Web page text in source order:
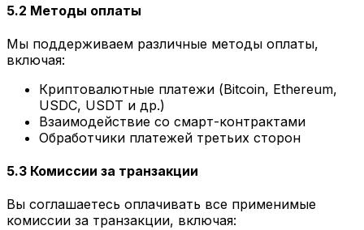
5.2 Методы оплаты
Мы поддерживаем различные методы оплаты,
включая:
Криптовалютные платежи (Bitcoin, Ethereum,
USDC, USDT и др.)
Взаимодействие со смарт-контрактами
Обработчики платежей третьих сторон
5.3 Комиссии за транзакции
Вы соглашаетесь оплачивать все применимые
комиссии за транзакции, включая: